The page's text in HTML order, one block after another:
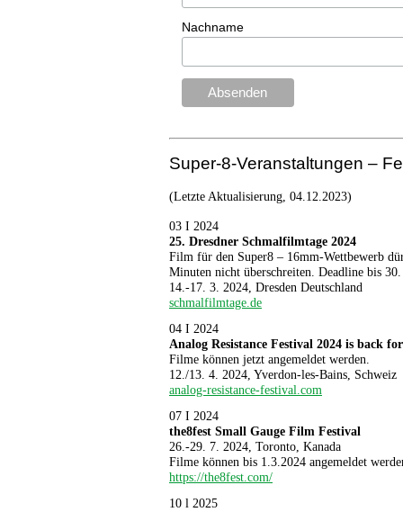
Nachname
Super-8-Veranstaltungen –
(Letzte Aktualisierung, 04.12.2023)
03 I 2024
25. Dresdner Schmalfilmtage 2024
Film für den Super8 – 16mm-Wettbewerb
Minuten nicht überschreiten. Deadline bis
14.-17. 3. 2024, Dresden Deutschland
schmalfilmtage.de
04 I 2024
Analog Resistance Festival 2024 is back
Filme können jetzt angemeldet werden.
12./13. 4. 2024, Yverdon-les-Bains, Schweiz
analog-resistance-festival.com
07 I 2024
the8fest Small Gauge Film Festival
26.-29. 7. 2024, Toronto, Kanada
Filme können bis 1.3.2024 angemeldet
https://the8fest.com/
10 l 2025